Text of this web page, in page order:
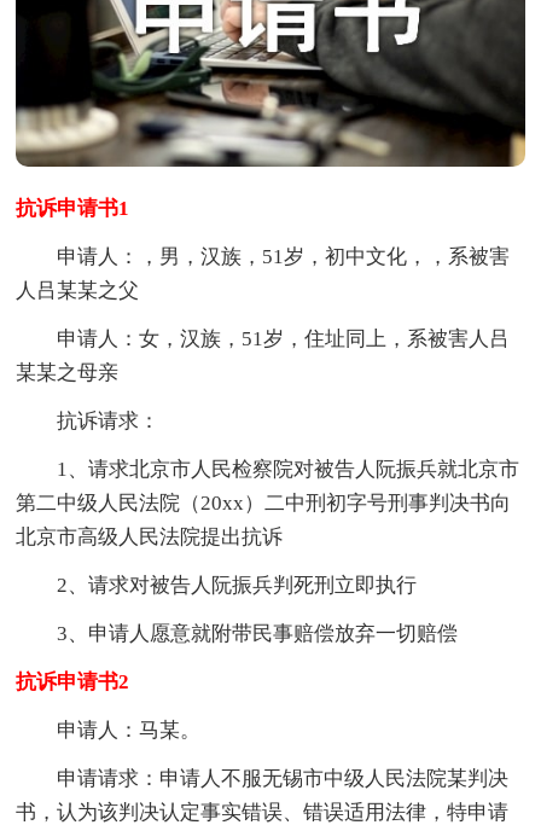
抗诉申请书1
申请人：，男，汉族，51岁，初中文化，，系被害
人吕某某之父
申请人：女，汉族，51岁，住址同上，系被害人吕
某某之母亲
抗诉请求：
1、请求北京市人民检察院对被告人阮振兵就北京市
第二中级人民法院（20xx）二中刑初字号刑事判决书向
北京市高级人民法院提出抗诉
2、请求对被告人阮振兵判死刑立即执行
3、申请人愿意就附带民事赔偿放弃一切赔偿
抗诉申请书2
申请人：马某。
申请请求：申请人不服无锡市中级人民法院某判决
书，认为该判决认定事实错误、错误适用法律，特申请